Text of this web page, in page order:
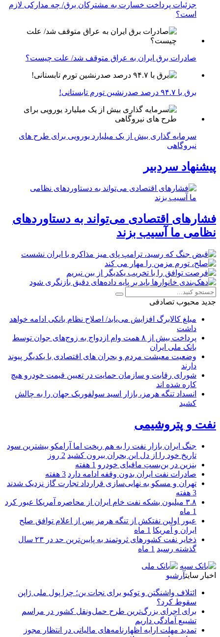
جزئیات پرداخت خسارت به مشترکان برق/ چه مدارکی لازم
است؟
صادرات برق ایران به عراق متوقف شد/ علت چیست؟
برق با ۹۴.۷ درصد صدرنشین تورم تابستانی!
سرمایه گذاری بیش از یک میلیارد یورویی برای طرح های
نیروگاهی
پیشنهاد سردبیر
فشارهای اقتصادی می‌تواند به دستاوردهای
نظامی ما آسیب بزند
جدید محبوب تصادفی
مبلغ کالابرگ افزایش می‌یابد/ اصلاح نظام بانکی ادامه خواهد
داشت
پرداخت بیش از ۸ همت وام ازدواج به زوج‌های جوان توسط
بانک ملی ایران
وضعیت معیشت مردم و بحران های اقتصادی با یکدیگر پیوند
دارند
شورای رقابت و سازمان حمایت در تعیین قیمت خودرو هیچ
کاره شده اند
انسداد تنگه هرمز، بازار اسید سولفوریک جهان را به چالش
کشید
نفت و پتروشیمی
جنگ ایران بازار نفت را به هم ریخت اما آرامکو بیشترین سود
تاریخ خود را از دل این بحران بیرون کشید 2 روز
بنزین در بن‌بستِ مافیای خودرو 1 هفته
صادرات نفت ایران بدون وقفه ادامه دارد 3 هفته
تهران و مسکو به نهایی‌سازی قرارداد تجارت گاز نزدیک شدند
3 هفته
۳.۸ میلیون بشکه نفت خام ایران از محاصره آمریکا عبور کرد
1 ماه
عبور اولین نفتکش از تنگه هرمز پس از اعلام توافق صلح
ایران و آمریکا 1 ماه
ذخایر نفت کشورهای ثروتمند به پایین‌ترین حد در ۲۳ سال
گذشته رسید 1 ماه
اخبار سایتآرشیو
ائتلاف واشنگتن و توکیو برای نجات ین؛ چرا پول ملی ژاپن
سقوط کرد؟
برای اجرای بزرگ‌ترین طرح حمل‌ونقل کشور در مراسم
تشییع آمادگی داریم
تمدید مهلت ارایه اظهارنامه‌های مالیاتی در انتظار مجوز